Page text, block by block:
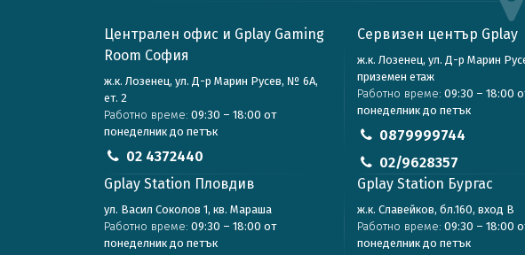
Централен офис и Gplay Gaming
Room София
ж.к. Лозенец, ул. Д-р Марин Русев, № 6А,
ет. 2
Работно време: 09:30 – 18:00 от
понеделник до петък
02 4372440
Сервизен център Gplay
ж.к. Лозенец, ул. Д-р Марин
приземен етаж
Работно време: 09:30 – 18:00
понеделник до петък
0879999744
02/9628357
Gplay Station Пловдив
ул. Васил Соколов 1, кв. Мараша
Работно време: 09:30 – 18:00 от
понеделник до петък
Gplay Station Бургас
ж.к. Славейков, бл.160, вход В
Работно време: 09:30 – 18:00
понеделник до петък